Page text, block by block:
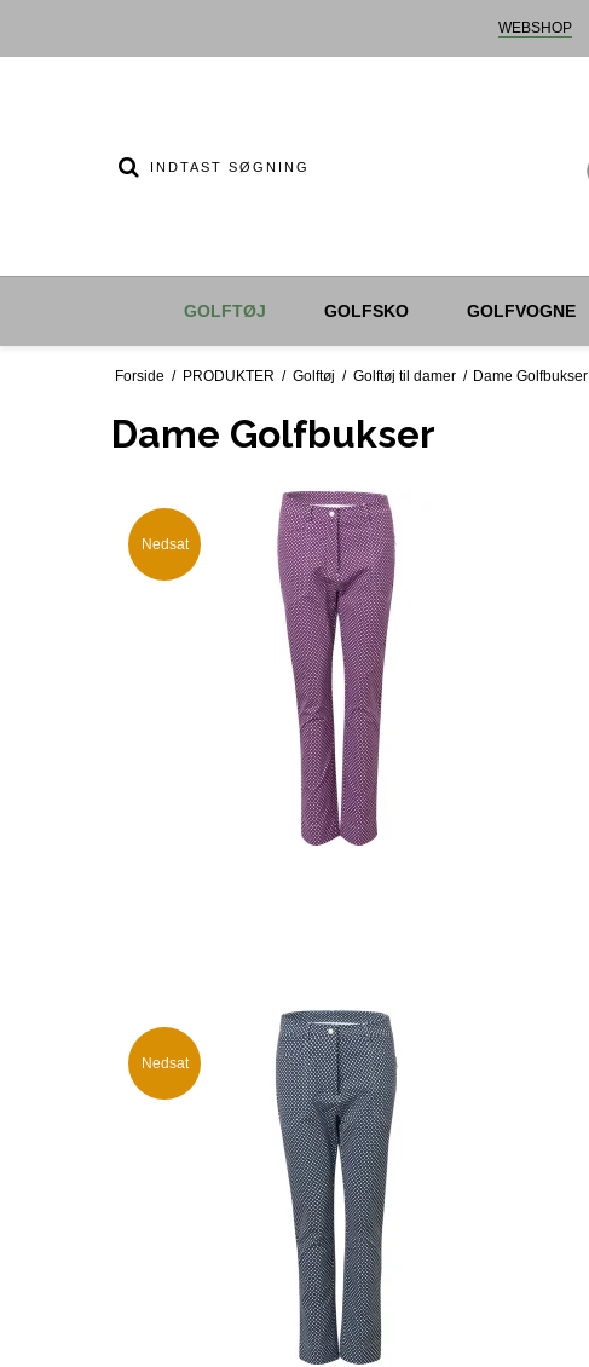
WEBSHOP
GOLFTØJ GOLFSKO GOLFVOGNE
Forside / PRODUKTER / Golftøj / Golftøj til damer / Dame Golfbukser
Dame Golfbukser
Nedsat
Nedsat